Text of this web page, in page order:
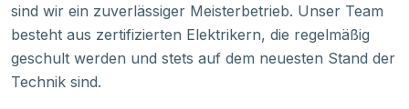
sind wir ein zuverlässiger Meisterbetrieb. Unser Team
besteht aus zertifizierten Elektrikern, die regelmäßig
geschult werden und stets auf dem neuesten Stand der
Technik sind.